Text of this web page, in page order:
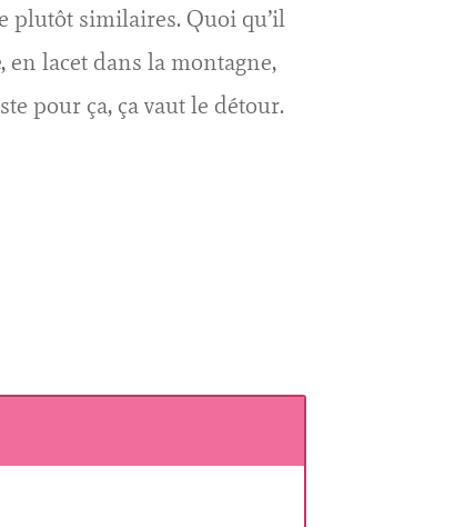
plutôt similaires. Quoi qu’il
, en lacet dans la montagne,
pour ça, ça vaut le détour.